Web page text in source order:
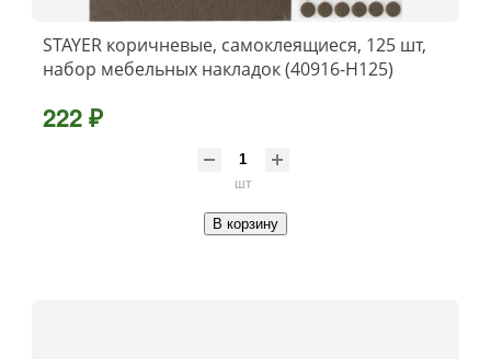
STAYER коричневые, самоклеящиеся, 125 шт,
набор мебельных накладок (40916-H125)
222 ₽
шт
В корзину